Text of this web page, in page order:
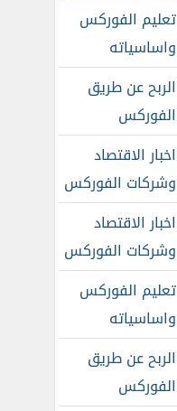
تعليم الفوركس
واساسياته
الربح عن طريق
الفوركس
اخبار الاقتصاد
وشركات الفوركس
اخبار الاقتصاد
وشركات الفوركس
تعليم الفوركس
واساسياته
الربح عن طريق
الفوركس